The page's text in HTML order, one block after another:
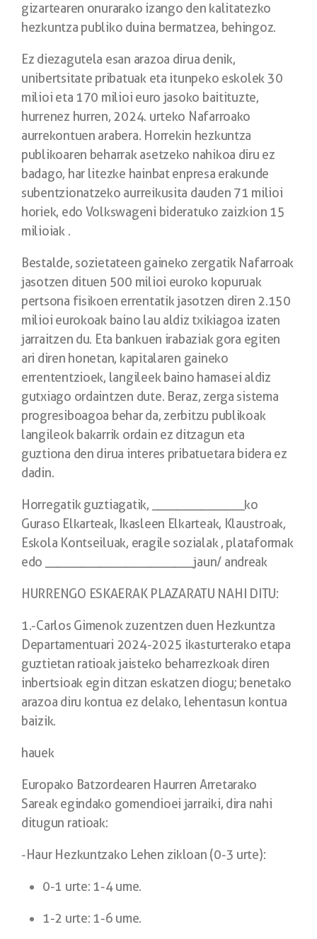
gizartearen onurarako izango den kalitatezko
hezkuntza publiko duina bermatzea, behingoz.
Ez diezagutela esan arazoa dirua denik,
unibertsitate pribatuak eta itunpeko eskolek 30
milioi eta 170 milioi euro jasoko baitituzte,
hurrenez hurren, 2024. urteko Nafarroako
aurrekontuen arabera. Horrekin hezkuntza
publikoaren beharrak asetzeko nahikoa diru ez
badago, har litezke hainbat enpresa erakunde
subentzionatzeko aurreikusita dauden 71 milioi
horiek, edo Volkswageni bideratuko zaizkion 15
milioiak .
Bestalde, sozietateen gaineko zergatik Nafarroak
jasotzen dituen 500 milioi euroko kopuruak
pertsona fisikoen errentatik jasotzen diren 2.150
milioi eurokoak baino lau aldiz txikiagoa izaten
jarraitzen du. Eta bankuen irabaziak gora egiten
ari diren honetan, kapitalaren gaineko
errententzioek, langileek baino hamasei aldiz
gutxiago ordaintzen dute. Beraz, zerga sistema
progresiboagoa behar da, zerbitzu publikoak
langileok bakarrik ordain ez ditzagun eta
guztiona den dirua interes pribatuetara bidera ez
dadin.
Horregatik guztiagatik, _______________ko
Guraso Elkarteak, Ikasleen Elkarteak, Klaustroak,
Eskola Kontseiluak, eragile sozialak , plataformak
edo ________________________jaun/ andreak
HURRENGO ESKAERAK PLAZARATU NAHI DITU:
1.-Carlos Gimenok zuzentzen duen Hezkuntza
Departamentuari 2024-2025 ikasturterako etapa
guztietan ratioak jaisteko beharrezkoak diren
inbertsioak egin ditzan eskatzen diogu; benetako
arazoa diru kontua ez delako, lehentasun kontua
baizik.
hauek
Europako Batzordearen Haurren Arretarako
Sareak egindako gomendioei jarraiki, dira nahi
ditugun ratioak:
-Haur Hezkuntzako Lehen zikloan (0-3 urte):
0-1 urte: 1-4 ume.
1-2 urte: 1-6 ume.